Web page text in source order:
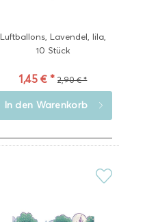
Luftballons, Lavendel, lila,
10 Stück
1,45 € * 2,90 € *
In den Warenkorb